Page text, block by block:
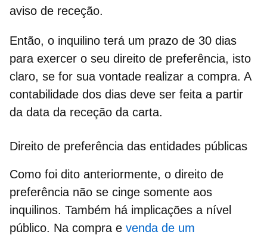
aviso de receção.
Então, o inquilino terá um prazo de 30 dias
para exercer o seu direito de preferência, isto
claro, se for sua vontade realizar a compra. A
contabilidade dos dias deve ser feita a partir
da data da receção da carta.
Direito de preferência das entidades públicas
Como foi dito anteriormente, o direito de
preferência não se cinge somente aos
inquilinos. Também há implicações a nível
público. Na compra e venda de um